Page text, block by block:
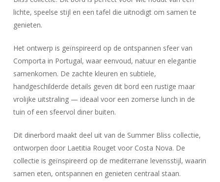
lichte, speelse stijl en een tafel die uitnodigt om samen te
genieten.
Het ontwerp is geïnspireerd op de ontspannen sfeer van
Comporta in Portugal, waar eenvoud, natuur en elegantie
samenkomen. De zachte kleuren en subtiele,
handgeschilderde details geven dit bord een rustige maar
vrolijke uitstraling — ideaal voor een zomerse lunch in de
tuin of een sfeervol diner buiten.
Dit dinerbord maakt deel uit van de Summer Bliss collectie,
ontworpen door Laetitia Rougetvoor Costa Nova. De
collectie is geïnspireerd op de mediterrane levensstijl, waarin
samen eten, ontspannen en genieten centraal staan.